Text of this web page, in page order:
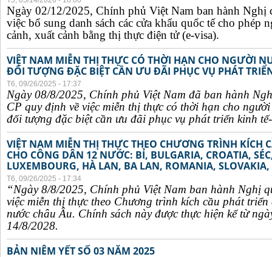
Ngày 02/12/2025, Chính phủ Việt Nam ban hành Nghị
việc bổ sung danh sách các cửa khẩu quốc tế cho phép
cảnh, xuất cảnh bằng thị thực điện tử (e-visa).
VIỆT NAM MIỄN THỊ THỰC CÓ THỜI HẠN CHO NGƯỜI
ĐỐI TƯỢNG ĐẶC BIỆT CẦN ƯU ĐÃI PHỤC VỤ PHÁT
T6, 09/26/2025 - 17:37
Ngày 08/8/2025, Chính phủ Việt Nam đã ban hành
CP quy định về việc miễn thị thực có thời hạn cho
đối tượng đặc biệt cần ưu đãi phục vụ phát triển kinh
VIỆT NAM MIỄN THỊ THỰC THEO CHƯƠNG TRÌNH KÍCH
CHO CÔNG DÂN 12 NƯỚC: BỈ, BULGARIA, CROATIA,
LUXEMBOURG, HÀ LAN, BA LAN, ROMANIA, SLOVAKIA,
T6, 09/26/2025 - 17:34
“Ngày 8/8/2025, Chính phủ Việt Nam ban hành Nghị
việc miễn thị thực theo Chương trình kích cầu phát
nước châu Âu. Chính sách này được thực hiện kể từ
14/8/2028.
BẢN NIÊM YẾT SỐ 03 NĂM 2025